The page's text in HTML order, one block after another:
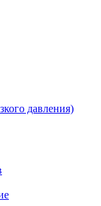
давления)